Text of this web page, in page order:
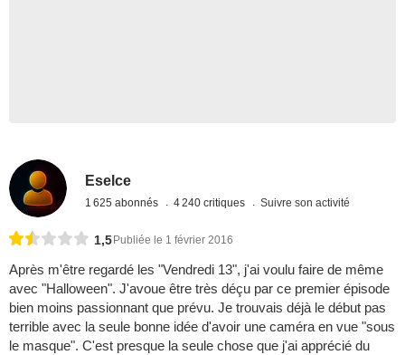
Eselce
1 625 abonnés 4 240 critiques Suivre son activité
1,5 Publiée le 1 février 2016
Après m'être regardé les "Vendredi 13", j'ai voulu faire de même
avec "Halloween". J'avoue être très déçu par ce premier épisode
bien moins passionnant que prévu. Je trouvais déjà le début pas
terrible avec la seule bonne idée d'avoir une caméra en vue "sous
le masque". C'est presque la seule chose que j'ai apprécié du